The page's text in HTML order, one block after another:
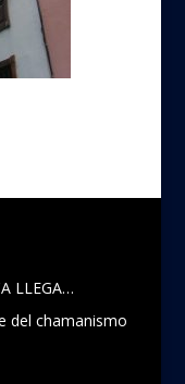
LLEGA…
del chamanismo